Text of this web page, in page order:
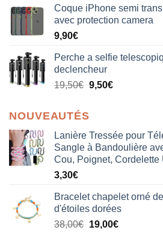
Coque iPhone semi
avec protection camera
9,90€
Perche a selfie
declencheur
19,50€ 9,50€
NOUVEAUTÉS
Lanière Tressée pour
Sangle à Bandoulière
Cou, Poignet, Cordelette
3,30€
Bracelet chapelet orné
d'étoiles dorées
38,00€ Le
19,00€Le